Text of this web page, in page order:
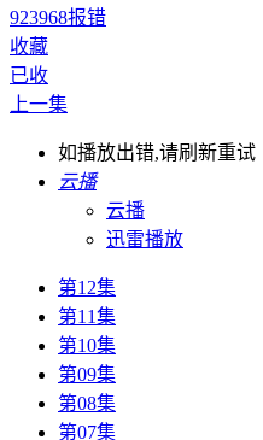
923968报错
收藏
已收
上一集
如播放出错,请刷新重试
云播
云播
迅雷播放
第12集
第11集
第10集
第09集
第08集
第07集